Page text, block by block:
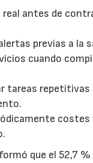
real antes de
previas a la
cuando
tareas repetitivas
costes
que el 52,7 %